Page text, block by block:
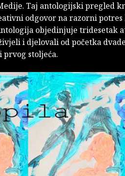
Taj antologijski pregled
odgovor na razorni
objedinjuje tridesetak
i djelovali od početka
prvog stoljeća.